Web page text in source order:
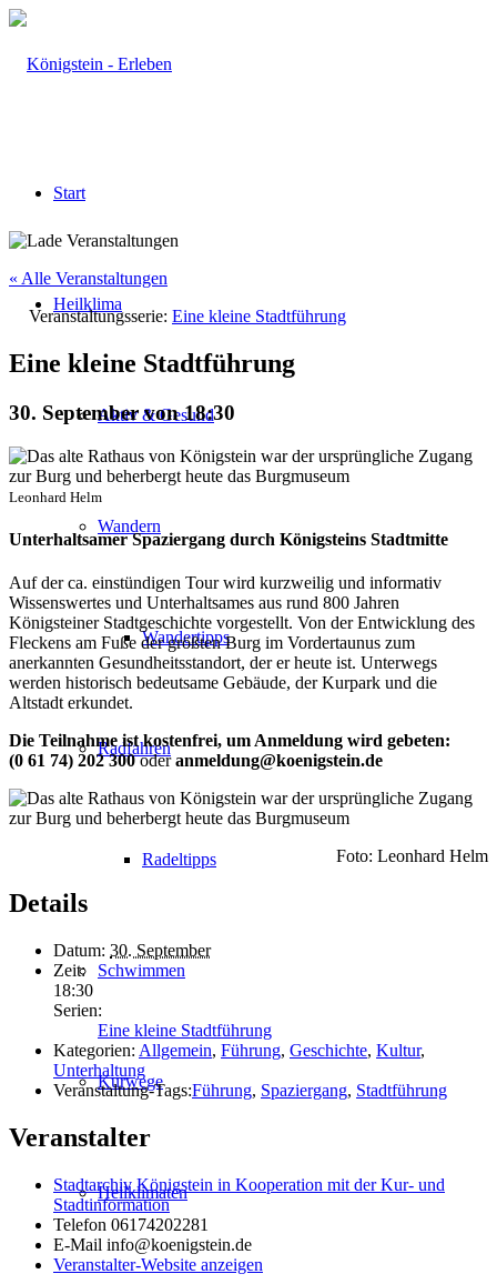
Start
Heilklima
Aktiv & Gesund
Wandern
Wandertipps
Radfahren
Radeltipps
Schwimmen
Kurwege
Heilklimaten
« Alle Veranstaltungen
Veranstaltungsserie: Eine kleine Stadtführung
Eine kleine Stadtführung
30. September von 18:30
Leonhard Helm
Unterhaltsamer Spaziergang durch Königsteins Stadtmitte
Auf der ca. einstündigen Tour wird kurzweilig und informativ
Wissenswertes und Unterhaltsames aus rund 800 Jahren
Königsteiner Stadtgeschichte vorgestellt. Von der Entwicklung des
Fleckens am Fuße der größten Burg im Vordertaunus zum
anerkannten Gesundheitsstandort, der er heute ist. Unterwegs
werden historisch bedeutsame Gebäude, der Kurpark und die
Altstadt erkundet.
Die Teilnahme ist kostenfrei, um Anmeldung wird gebeten:
(0 61 74) 202 300oderanmeldung@koenigstein.de
Foto: Leonhard Helm
Details
Datum: 30. September
Zeit:
18:30
Serien:
Eine kleine Stadtführung
Kategorien: Allgemein, Führung, Geschichte, Kultur,
Unterhaltung
Veranstaltung-Tags:Führung, Spaziergang, Stadtführung
Veranstalter
Stadtarchiv Königstein in Kooperation mit der Kur- und
Stadtinformation
Telefon 06174202281
E-Mail info@koenigstein.de
Veranstalter-Website anzeigen